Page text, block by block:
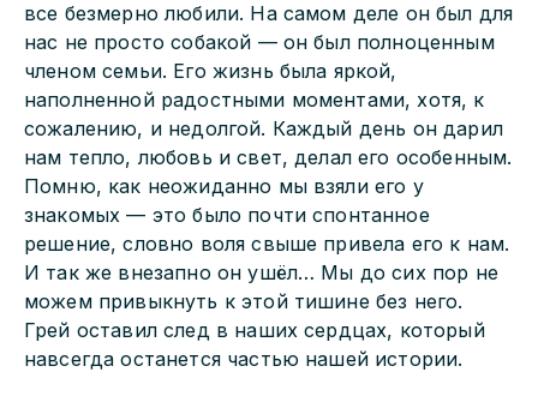
все безмерно любили. На самом деле он был для
нас не просто собакой — он был полноценным
членом семьи. Его жизнь была яркой,
наполненной радостными моментами, хотя, к
сожалению, и недолгой. Каждый день он дарил
нам тепло, любовь и свет, делал его особенным.
Помню, как неожиданно мы взяли его у
знакомых — это было почти спонтанное
решение, словно воля свыше привела его к нам.
И так же внезапно он ушёл… Мы до сих пор не
можем привыкнуть к этой тишине без него.
Грей оставил след в наших сердцах, который
навсегда останется частью нашей истории.